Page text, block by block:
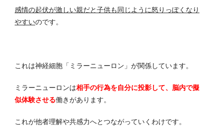
感情の起伏が激しい親だと子供も同じように怒りっぽくなり
やすいのです。
これは神経細胞「ミラーニューロン」が関係しています。
ミラーニューロンは相手の行為を自分に投影して、脳内で擬
似体験させる働きがあります。
これが他者理解や共感力へとつながっていくわけです。